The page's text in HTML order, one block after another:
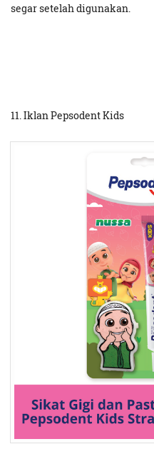
segar setelah digunakan.
11. Iklan Pepsodent Kids